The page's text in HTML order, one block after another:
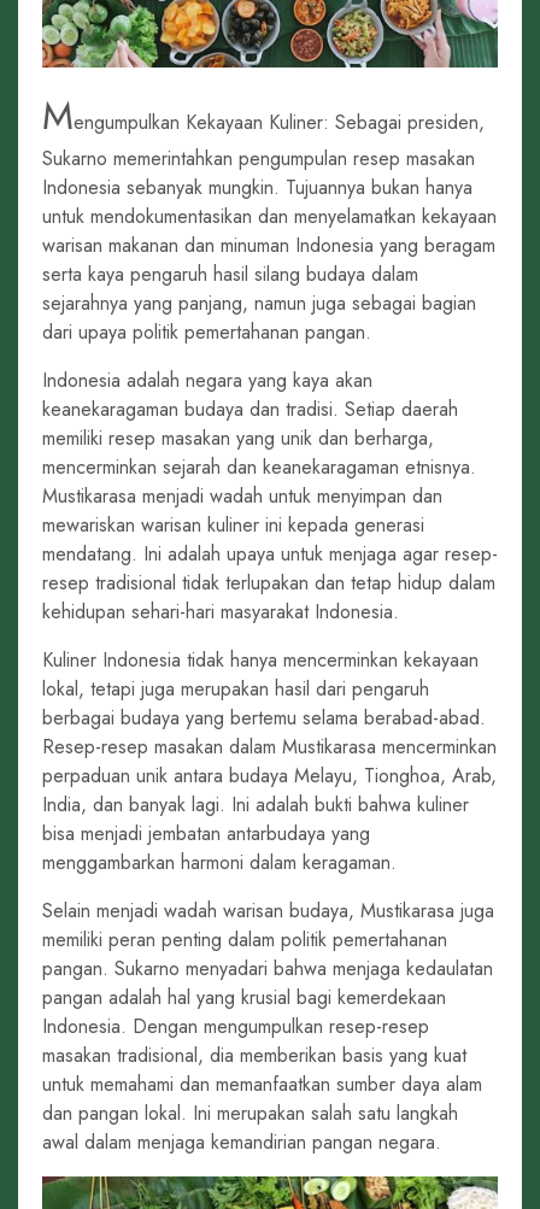
Mengumpulkan Kekayaan Kuliner: Sebagai presiden,
Sukarno memerintahkan pengumpulan resep masakan
Indonesia sebanyak mungkin. Tujuannya bukan hanya
untuk mendokumentasikan dan menyelamatkan kekayaan
warisan makanan dan minuman Indonesia yang beragam
serta kaya pengaruh hasil silang budaya dalam
sejarahnya yang panjang, namun juga sebagai bagian
dari upaya politik pemertahanan pangan.
Indonesia adalah negara yang kaya akan
keanekaragaman budaya dan tradisi. Setiap daerah
memiliki resep masakan yang unik dan berharga,
mencerminkan sejarah dan keanekaragaman etnisnya.
Mustikarasa menjadi wadah untuk menyimpan dan
mewariskan warisan kuliner ini kepada generasi
mendatang. Ini adalah upaya untuk menjaga agar resep-
resep tradisional tidak terlupakan dan tetap hidup dalam
kehidupan sehari-hari masyarakat Indonesia.
Kuliner Indonesia tidak hanya mencerminkan kekayaan
lokal, tetapi juga merupakan hasil dari pengaruh
berbagai budaya yang bertemu selama berabad-abad.
Resep-resep masakan dalam Mustikarasa mencerminkan
perpaduan unik antara budaya Melayu, Tionghoa, Arab,
India, dan banyak lagi. Ini adalah bukti bahwa kuliner
bisa menjadi jembatan antarbudaya yang
menggambarkan harmoni dalam keragaman.
Selain menjadi wadah warisan budaya, Mustikarasa juga
memiliki peran penting dalam politik pemertahanan
pangan. Sukarno menyadari bahwa menjaga kedaulatan
pangan adalah hal yang krusial bagi kemerdekaan
Indonesia. Dengan mengumpulkan resep-resep
masakan tradisional, dia memberikan basis yang kuat
untuk memahami dan memanfaatkan sumber daya alam
dan pangan lokal. Ini merupakan salah satu langkah
awal dalam menjaga kemandirian pangan negara.